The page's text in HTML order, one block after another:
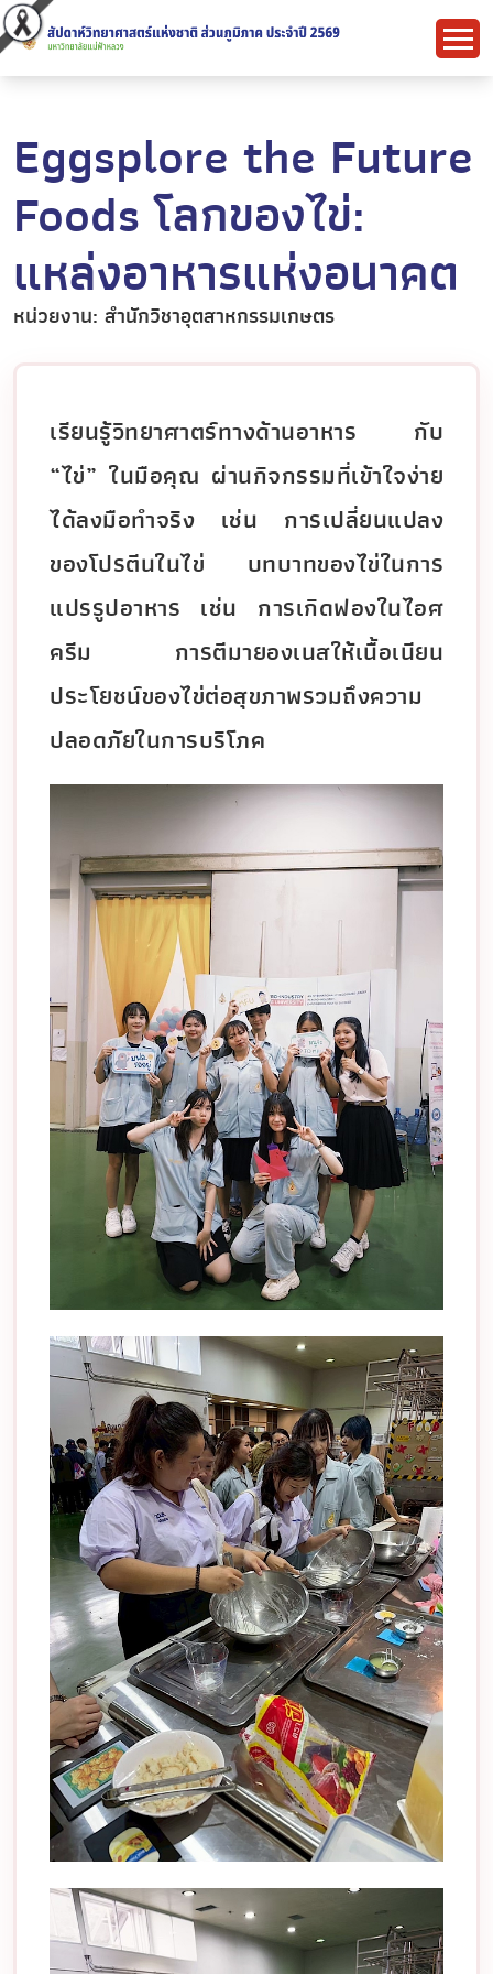
Eggsplore the Future
Foods โลกของไข่:
แหล่งอาหารแห่งอนาคต
หน่วยงาน: สำนักวิชาอุตสาหกรรมเกษตร
เรียนรู้วิทยาศาตร์ทางด้านอาหาร กับ
“ไข่” ในมือคุณ ผ่านกิจกรรมที่เข้าใจง่าย
ได้ลงมือทำจริง เช่น การเปลี่ยนแปลง
ของโปรตีนในไข่ บทบาทของไข่ในการ
แปรรูปอาหาร เช่น การเกิดฟองในไอศ
ครีม การตีมายองเนสให้เนื้อเนียน
ประโยชน์ของไข่ต่อสุขภาพรวมถึงความ
ปลอดภัยในการบริโภค